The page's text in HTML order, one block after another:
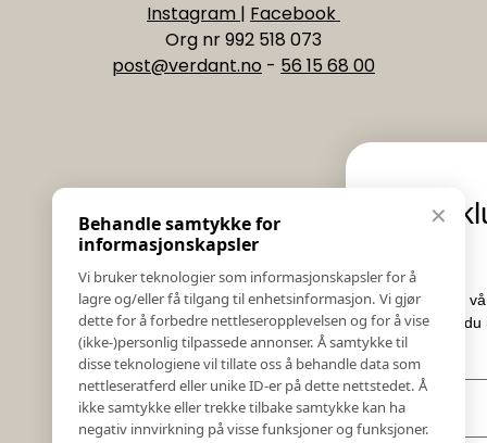
Instagram | Facebook
Org nr 992 518 073
post@verdant.no - 56 15 68 00
Informasjon
Salgs & Leveringsbetingelser
Registrer reklamasjon eller retur
Kontakt Oss
Bildebank
Følg Oss
Prislister
Etiske Retningslinjer
Åpenhetsloven
✕
Behandle samtykke for
informasjonskapsler
Vi bruker teknologier som informasjonskapsler for å
lagre og/eller få tilgang til enhetsinformasjon. Vi gjør
dette for å forbedre nettleseropplevelsen og for å vise
(ikke-)personlig tilpassede annonser. Å samtykke til
disse teknologiene vil tillate oss å behandle data som
nettleseratferd eller unike ID-er på dette nettstedet. Å
ikke samtykke eller trekke tilbake samtykke kan ha
negativ innvirkning på visse funksjoner og funksjoner.
Eksklusive
Meld deg på vårt nyhetsbrev og
Her får du innblikk i nyheter,
konkurranser.
E-post